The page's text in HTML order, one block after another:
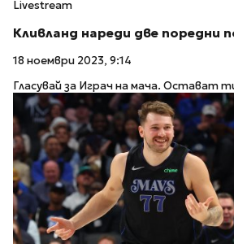
Livestream
Кливланд нареди две поредни
18 ноември 2023, 9:14
Гласувай за Играч на мача. Остават